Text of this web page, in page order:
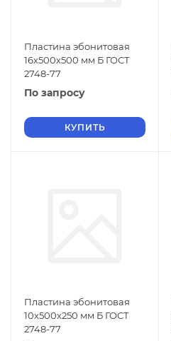
Пластина эбонитовая
16х500х500 мм Б ГОСТ
2748-77
По запросу
КУПИТЬ
Пластина эбонитовая
10х500х250 мм Б ГОСТ
2748-77